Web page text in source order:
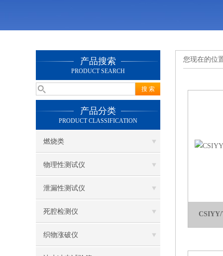
产品搜索
PRODUCT SEARCH
产品分类
PRODUCT CLASSIFICATION
燃烧类
物理性测试仪
泄漏性测试仪
死腔检测仪
织物涨破仪
您现在的位
CSIYY/